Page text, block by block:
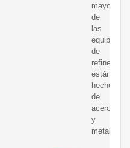
mayoría
de
las
equipos
de
refinería
están
hechos
de
acero
y
metal